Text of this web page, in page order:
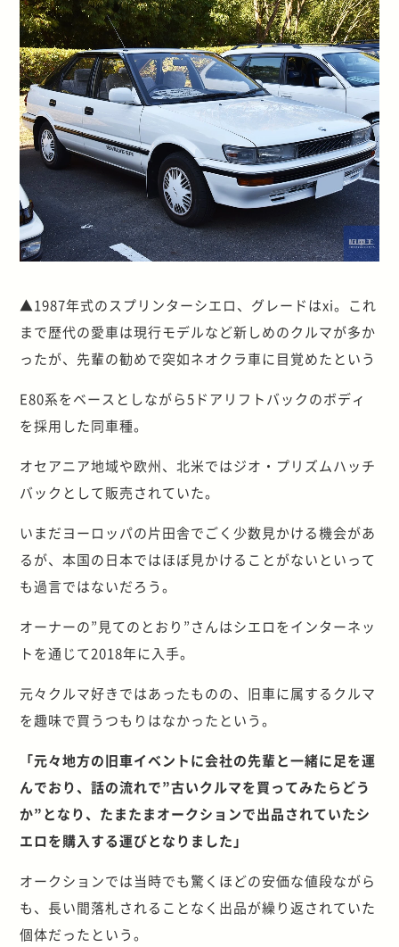
▲1987年式のスプリンターシエロ、グレードはxi。これ
まで歴代の愛車は現行モデルなど新しめのクルマが多か
ったが、先輩の勧めで突如ネオクラ車に目覚めたという
E80系をベースとしながら5ドアリフトバックのボディ
を採用した同車種。
オセアニア地域や欧州、北米ではジオ・プリズムハッチ
バックとして販売されていた。
いまだヨーロッパの片田舎でごく少数見かける機会があ
るが、本国の日本ではほぼ見かけることがないといって
も過言ではないだろう。
オーナーの”見てのとおり”さんはシエロをインターネッ
トを通じて2018年に入手。
元々クルマ好きではあったものの、旧車に属するクルマ
を趣味で買うつもりはなかったという。
「元々地方の旧車イベントに会社の先輩と一緒に足を運
んでおり、話の流れで”古いクルマを買ってみたらどう
か”となり、たまたまオークションで出品されていたシ
エロを購入する運びとなりました」
オークションでは当時でも驚くほどの安価な値段ながら
も、長い間落札されることなく出品が繰り返されていた
個体だったという。